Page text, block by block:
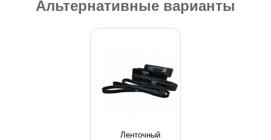
Альтернативные варианты
Ленточный